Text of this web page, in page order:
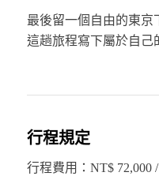
最後留一個自由的東京
這趟旅程寫下屬於自己
行程規定
行程費用：NT$ 72,000